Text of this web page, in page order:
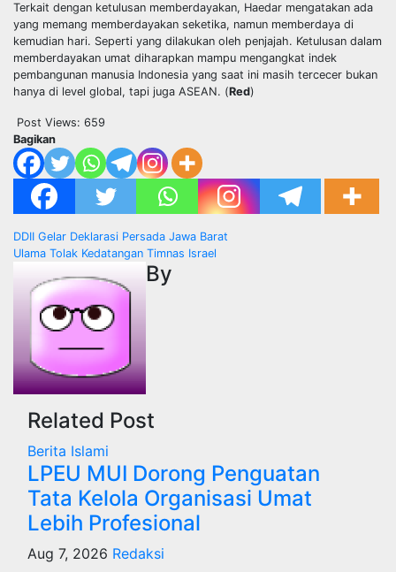
Terkait dengan ketulusan memberdayakan, Haedar mengatakan ada
yang memang memberdayakan seketika, namun memberdaya di
kemudian hari. Seperti yang dilakukan oleh penjajah. Ketulusan dalam
memberdayakan umat diharapkan mampu mengangkat indek
pembangunan manusia Indonesia yang saat ini masih tercecer bukan
hanya di level global, tapi juga ASEAN. (Red)
Post Views: 659
Bagikan
Post
navigation
DDII Gelar Deklarasi Persada Jawa Barat
Ulama Tolak Kedatangan Timnas Israel
By
Related Post
Berita Islami
LPEU MUI Dorong Penguatan
Tata Kelola Organisasi Umat
Lebih Profesional
Aug 7, 2026 Redaksi